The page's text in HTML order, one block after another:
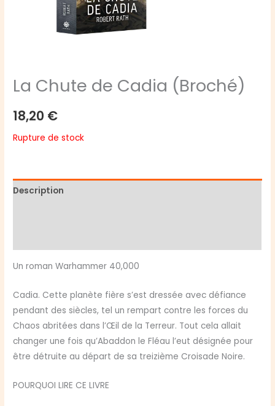
La Chute de Cadia (Broché)
18,20 €
Rupture de stock
Description
Un roman Warhammer 40,000
Cadia. Cette planète fière s’est dressée avec défiance
pendant des siècles, tel un rempart contre les forces du
Chaos abritées dans l’Œil de la Terreur. Tout cela allait
changer une fois qu’Abaddon le Fléau l’eut désignée pour
être détruite au départ de sa treizième Croisade Noire.
POURQUOI LIRE CE LIVRE